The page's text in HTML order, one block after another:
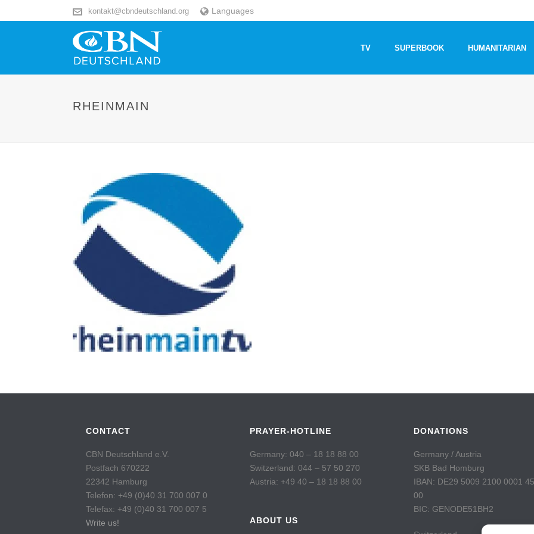
kontakt@cbndeutschland.org Languages
TV SUPERBOOK HUMANITARIAN
RHEINMAIN
CONTACT
CBN Deutschland e.V.
Postfach 670222
22342 Hamburg
Telefon: +49 (0)40 31 700 007 0
Telefax: +49 (0)40 31 700 007 5
Write us!
PRAYER-HOTLINE
Germany: 040 – 18 18 88 00
Switzerland: 044 – 57 50 270
Austria: +49 40 – 18 18 88 00
ABOUT US
DONATIONS
Germany / Austria
SKB Bad Homburg
IBAN: DE29 5009 2100 0001
00
BIC: GENODE51BH2